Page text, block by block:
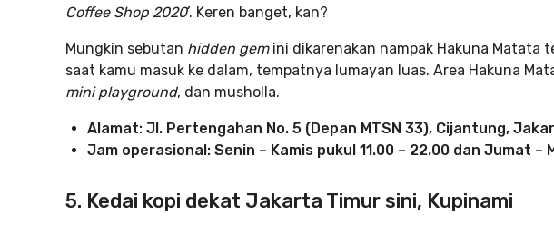
Coffee Shop 2020’. Keren banget, kan?
Mungkin sebutan hidden gemini dikarenakan nampak Hakuna Matata
saat kamu masuk ke dalam, tempatnya lumayan luas. Area Hakuna
mini playground, dan musholla.
Alamat: Jl. Pertengahan No. 5 (Depan MTSN 33), Cijantung,
Jam operasional: Senin – Kamis pukul 11.00 – 22.00 dan Jumat –
5. Kedai kopi dekat Jakarta Timur sini, Kupinami